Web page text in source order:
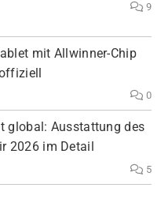
9
mit Allwinner-Chip
0
global: Ausstattung des
2026 im Detail
5